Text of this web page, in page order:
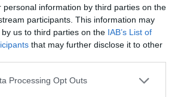
personal information by third parties on the
participants. This information may
us to third parties on the IAB’s List of
that may further disclose it to other
Processing Opt Outs